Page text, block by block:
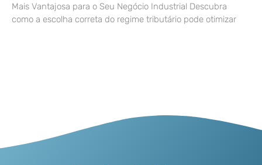
Mais Vantajosa para o Seu Negócio Industrial Descubra
como a escolha correta do regime tributário pode otimizar